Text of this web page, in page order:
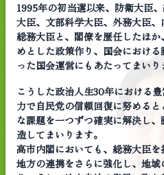
1995年の初当選以来、防衛大臣
大臣、文部科学大臣、外務大臣
総務大臣と、閣僚を歴任したほ
めとした政策作り、国会におけ
った国会運営にもあたってまいり
こうした政治人生30年における
力で自民党の信頼回復に努める
な課題を一つずつ確実に解決し
造してまいります。
高市内閣においても、総務大臣
地方の連携をさらに強化し、地